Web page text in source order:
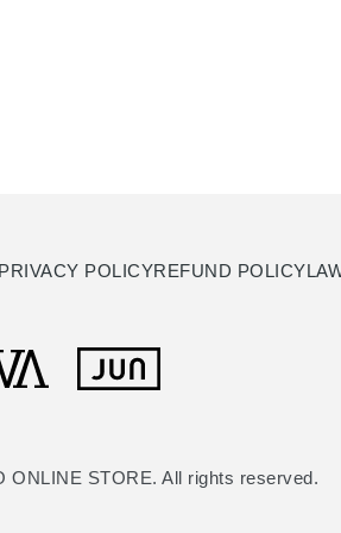
PRIVACY POLICYREFUND POLICY
ONLINE STORE. All rights reserved.